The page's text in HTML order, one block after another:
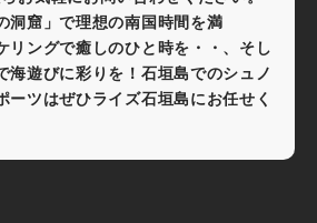
洞窟」で理想の南国時間を満
リングで癒しのひと時を・・、そし
海遊びに彩りを！石垣島でのシュノ
ーツはぜひライズ石垣島にお任せく